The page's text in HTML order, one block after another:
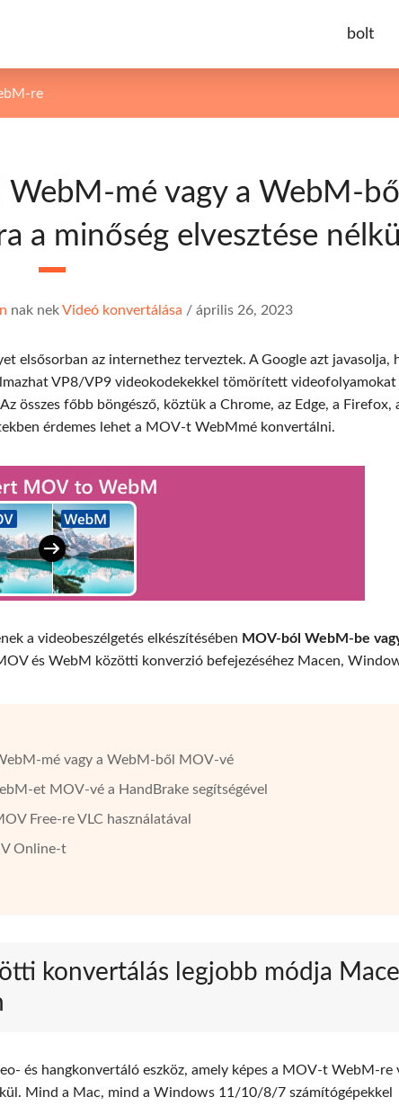
bolt
re
mé vagy a WebM-
a minőség elvesztése
nak nekVideó konvertálása / április 26, 2023
elsősorban az internethez terveztek. A Google azt javasolja,
VP8/VP9 videokodekekkel tömörített videofolyamokat
összes főbb böngésző, köztük a Chrome, az Edge, a Firefox,
érdemes lehet a MOV-t WebMmé konvertálni.
a videobeszélgetés elkészítésében MOV-ból WebM-be
és WebM közötti konverzió befejezéséhez Macen,
mé vagy a WebM-ből MOV-vé
et MOV-vé a HandBrake segítségével
Free-re VLC használatával
Online-t
konvertálás legjobb módja
és hangkonvertáló eszköz, amely képes a MOV-t WebM-re
Mind a Mac, mind a Windows 11/10/8/7 számítógépekkel